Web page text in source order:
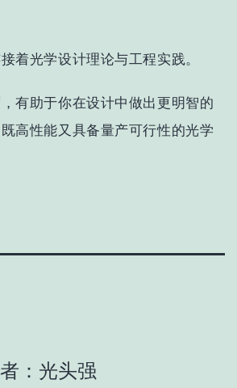
着光学设计理论与工程实践。
有助于你在设计中做出更明智的
高性能又具备量产可行性的光学
：光头强